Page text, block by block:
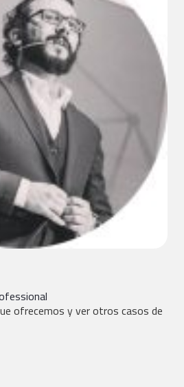
ofrecemos y ver otros casos de